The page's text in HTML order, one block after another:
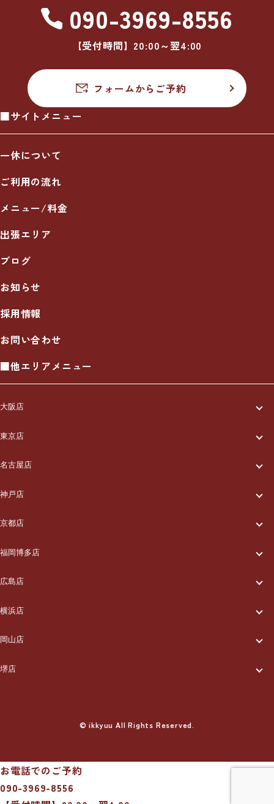
090-3969-8556
【受付時間】20:00～翌4:00
フォームからご予約
■サイトメニュー
一休について
ご利用の流れ
メニュー/料金
出張エリア
ブログ
お知らせ
採用情報
お問い合わせ
■他エリアメニュー
大阪店
一休について
ご利用の流れ
メニュー/料金
出張エリア
ブログ
お知らせ
採用情報
お問い合わせ
東京店
一休について
ご利用の流れ
メニュー/料金
出張エリア
ブログ
お知らせ
採用情報
お問い合わせ
名古屋店
一休について
ご利用の流れ
メニュー/料金
出張エリア
ブログ
お知らせ
採用情報
神戸店
一休について
ご利用の流れ
メニュー/料金
出張エリア
ブログ
お知らせ
京都店
一休について
ご利用の流れ
メニュー/料金
出張エリア
ブログ
お問い合わせ
福岡博多店
一休について
ご利用の流れ
メニュー/料金
出張エリア
採用情報
お問い合わせ
広島店
一休について
ご利用の流れ
メニュー/料金
採用情報
横浜店
一休について
ご利用の流れ
お知らせ
岡山店
一休について
ブログ
堺店
出張エリア
© ikkyuu All Rights Reserved.
お電話でのご予約
090-3969-8556